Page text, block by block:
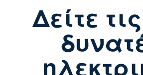
Δείτε